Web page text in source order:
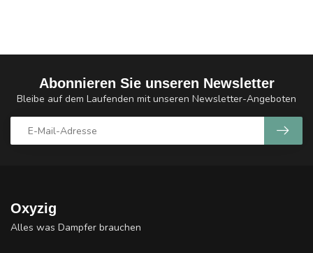
Abonnieren Sie unseren Newsletter
Bleibe auf dem Laufenden mit unseren Newsletter-Angeboten
Oxyzig
Alles was Dampfer brauchen